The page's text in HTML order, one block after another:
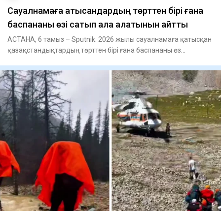
Сауалнамаға қатысқандардың төрттен бірі ғана
баспананы өзі сатып ала алатынын айтты
АСТАНА, 6 тамыз – Sputnik. 2026 жылы сауалнамаға қатысқан
қазақстандықтардың төрттен бірі ғана баспананы өз